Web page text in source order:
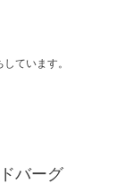
ています。
バーグ